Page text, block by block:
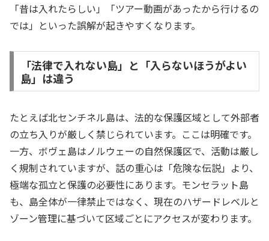
「昔は入れたらしい」「ツアー動画があったから行けるの
では」といった誤解が起きやすくなります。
「法律で入れない島」と「入らないほうがよい
島」は違う
たとえば北センチネル島は、法的な保護区域として外部者
の立ち入りが厳しく禁じられています。ここは明確です。
一方、ボヴェ島はノルウェーの自然保護区で、活動は厳し
く規制されていますが、話の重心は「危険な伝説」より、
極端な孤立と保護の必要性にあります。モンセラット島
も、島全体が一律禁止ではなく、現在のハザードレベルと
ゾーン管理に基づいて区域ごとにアクセスが変わります。